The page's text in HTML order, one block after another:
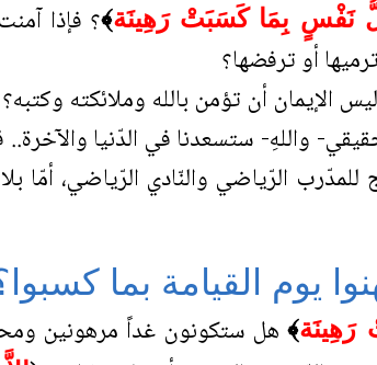
نَفْسٍ بِمَا كَسَبَتْ رَهِينَة﴾؟ فإذا
أو ترفضها؟
الإيمان أن تؤمن بالله وملائكته
واللهِ- ستسعدنا في الدّنيا
الرّياضي والنّادي الرّياضي،
يوم القيامة بما
﴾هل ستكونون غداً مرهونين